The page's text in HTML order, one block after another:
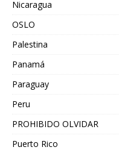
Nicaragua
OSLO
Palestina
Panamá
Paraguay
Peru
PROHIBIDO OLVIDAR
Puerto Rico